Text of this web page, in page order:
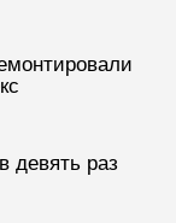
девять раз